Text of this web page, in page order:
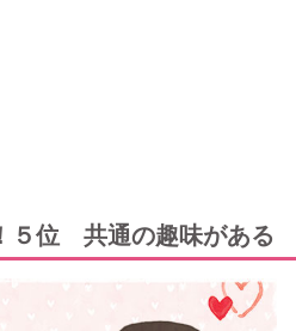
５位 共通の趣味がある